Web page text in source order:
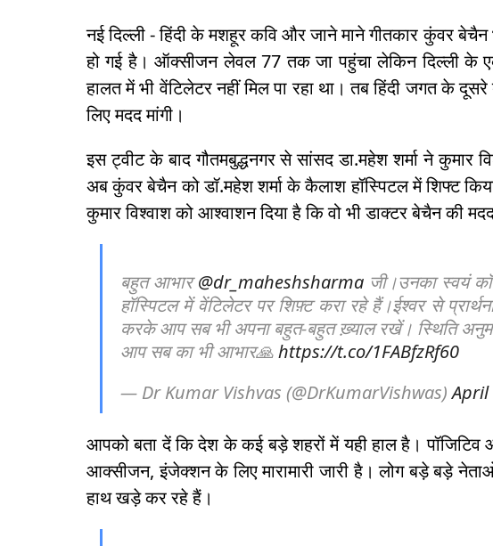
नई दिल्ली - हिंदी के मशहूर कवि और जाने माने गीतकार कुंवर
हो गई है। ऑक्‍सीजन लेवल 77 तक जा पहुंचा लेकिन दिल्‍ली के
हालत में भी वेंटिलेटर नहीं मिल पा रहा था। तब हिंदी जगत के
लिए मदद मांगी।
इस ट्वीट के बाद गौतमबुद्धनगर से सांसद डा.महेश शर्मा ने कुमार
अब कुंवर बेचैन को डॉ.महेश शर्मा के कैलाश हॉस्पिटल में शिफ्ट
कुमार विश्वाश को आश्वाशन दिया है कि वो भी डाक्टर बेचैन की
बहुत आभार@dr_maheshsharmaजी।उनका स्वयं
हॉस्पिटल में वेंटिलेटर पर शिफ़्ट करा रहे हैं।ईश्वर से
करके आप सब भी अपना बहुत-बहुत ख़्याल रखें। स्थिति
आप सब का भी आभार🙏https://t.co/1FABfzRf60
— Dr Kumar Vishvas (@DrKumarVishwas)April
आपको बता दें कि देश के कई बड़े शहरों में यही हाल है। पॉजिटिव
आक्सीजन, इंजेक्शन के लिए मारामारी जारी है। लोग बड़े बड़े
हाथ खड़े कर रहे हैं।